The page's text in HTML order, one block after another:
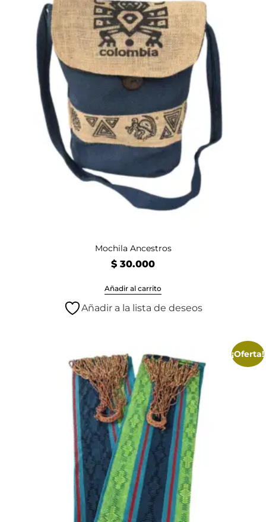
Mochila Ancestros
$ 30.000
Añadir al carrito
Añadir a la lista de deseos
¡Oferta!